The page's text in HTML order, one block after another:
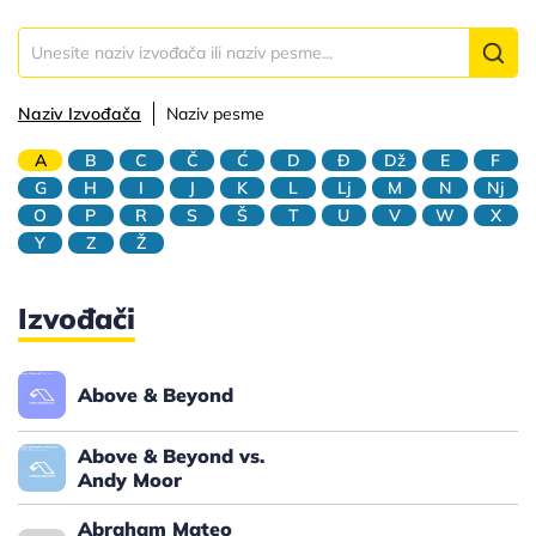
Naziv Izvođača Naziv pesme
A B C Č Ć D Đ Dž E
F
G
H I J K L Lj M N
Nj
O
P R S Š T U V W
X
Y
Z Ž
Izvođači
Above & Beyond
Above & Beyond vs.
Andy Moor
Abraham Mateo